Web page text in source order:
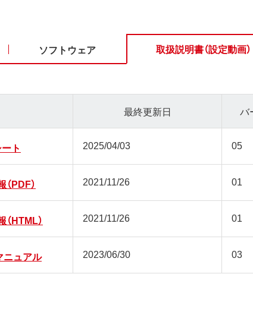
ソフトウェア 取扱説明書（設定動画）
最終更新日 バ
ト 2025/04/03 05
PDF） 2021/11/26 01
HTML） 2021/11/26 01
ニュアル 2023/06/30 03